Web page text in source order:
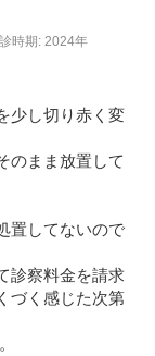
時期: 2024年
少し切り赤く変
のまま放置して
置してないので
診察料金を請求
づく感じた次第